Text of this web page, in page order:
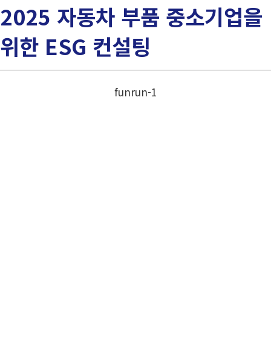
2025 자동차 부품 중소기업을
위한 ESG 컨설팅
funrun-1